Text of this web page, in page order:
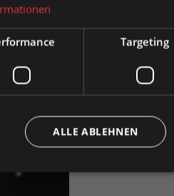
Preise mit MwSt. (brutto) und
angezeigt werden.
Einstellung:
Targeting
ALLE ABLEHNEN